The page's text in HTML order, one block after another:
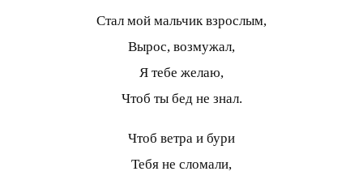
Стал мой мальчик взрослым,
Вырос, возмужал,
Я тебе желаю,
Чтоб ты бед не знал.
Чтоб ветра и бури
Тебя не сломали,